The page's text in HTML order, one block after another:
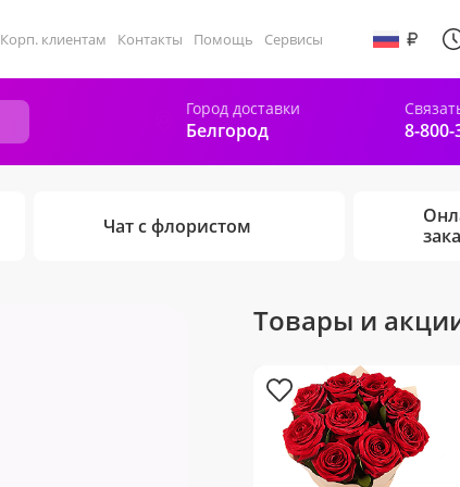
Корп. клиентам Контакты Помощь Сервисы
Город доставки
Белгород 8-800-
Чат с флористом
Товары и